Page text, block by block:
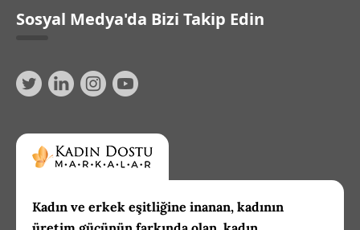
Sosyal Medya'da Bizi Takip Edin
Kadın ve erkek eşitliğine inanan, kadının